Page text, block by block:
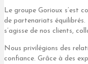
Le groupe Gorioux s’est
de partenariats équilibrés.
s’agisse de nos clients,
Nous privilégions des
confiance. Grâce à des